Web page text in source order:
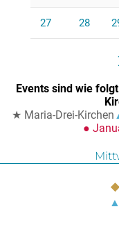
27 28
Events sind wie
Maria-Drei-Kirchen